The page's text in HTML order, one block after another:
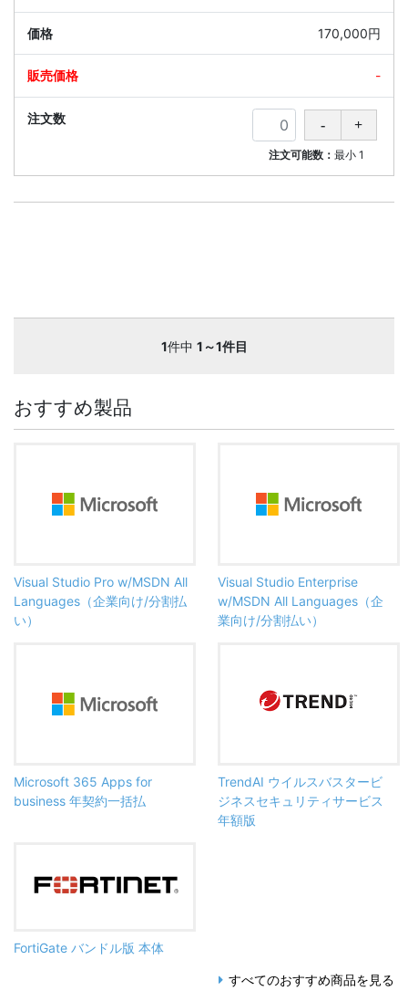
170,000円
-
注文可能数：最小 1
1件中 1～1件目
おすすめ製品
Visual Studio Pro w/MSDN All
Languages（企業向け/分割払
い）
Visual Studio Enterprise
w/MSDN All Languages（企
業向け/分割払い）
Microsoft 365 Apps for
business 年契約一括払
TrendAI ウイルスバスタービ
ジネスセキュリティサービス
年額版
FortiGate バンドル版 本体
すべてのおすすめ商品を見る